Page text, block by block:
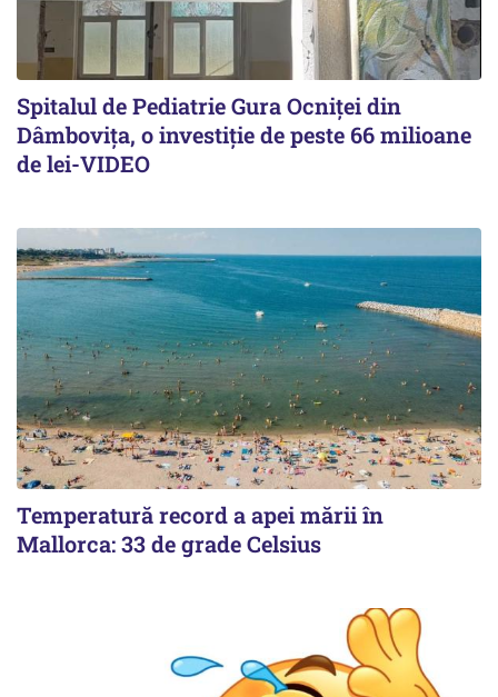
Spitalul de Pediatrie Gura Ocniței din
Dâmbovița, o investiție de peste 66 milioane
de lei-VIDEO
Temperatură record a apei mării în
Mallorca: 33 de grade Celsius